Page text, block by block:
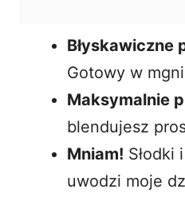
Błyskawiczne
Gotowy w
Maksymalnie
blendujesz
Mniam! Słodki
uwodzi moje